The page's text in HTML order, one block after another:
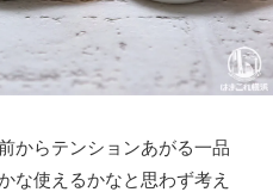
からテンションあがる一品
な使えるかなと思わず考え